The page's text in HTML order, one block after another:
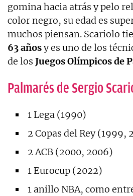
gomina hacia atrás y pelo
color negro, su edad es
muchos piensan. Scariolo
63 añosy es uno de los
de los Juegos Olímpicos de
Palmarés de Sergio
1 Lega (1990)
2 Copas del Rey (1999,
2 ACB (2000, 2006)
1 Eurocup (2022)
1 anillo NBA, como